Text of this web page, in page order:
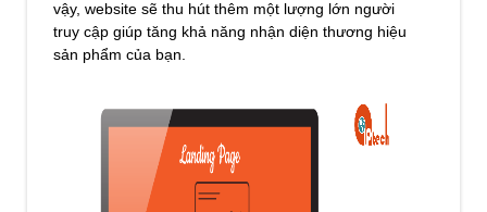
vậy, website sẽ thu hút thêm một lượng lớn người
truy cập giúp tăng khả năng nhận diện thương hiệu
sản phẩm của bạn.